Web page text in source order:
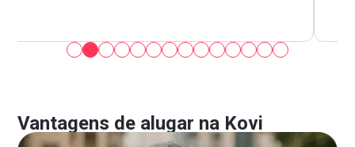
Vantagens de alugar na Kovi